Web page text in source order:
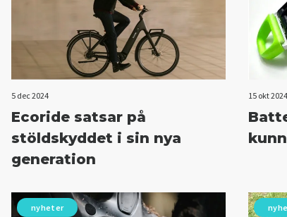
5 dec 2024
Ecoride satsar på
stöldskyddet i sin nya
generation
15 okt 2024
nyheter